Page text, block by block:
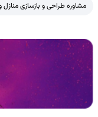
مشاوره طراحی و بازسازی منازل